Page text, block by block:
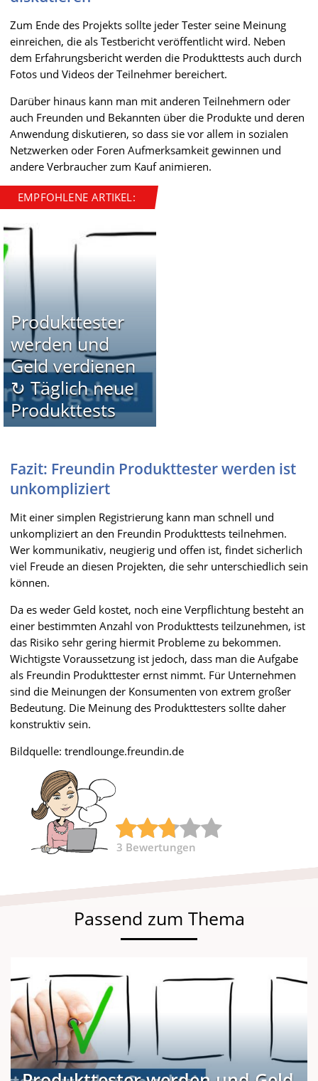
Zum Ende des Projekts sollte jeder Tester seine Meinung
einreichen, die als Testbericht veröffentlicht wird. Neben
dem Erfahrungsbericht werden die Produkttests auch durch
Fotos und Videos der Teilnehmer bereichert.
Darüber hinaus kann man mit anderen Teilnehmern oder
auch Freunden und Bekannten über die Produkte und deren
Anwendung diskutieren, so dass sie vor allem in sozialen
Netzwerken oder Foren Aufmerksamkeit gewinnen und
andere Verbraucher zum Kauf animieren.
EMPFOHLENE ARTIKEL:
Produkttester
werden und
Geld verdienen
↻ Täglich neue
Produkttests
Fazit: Freundin Produkttester werden ist
unkompliziert
Mit einer simplen Registrierung kann man schnell und
unkompliziert an den Freundin Produkttests teilnehmen.
Wer kommunikativ, neugierig und offen ist, findet sicherlich
viel Freude an diesen Projekten, die sehr unterschiedlich sein
können.
Da es weder Geld kostet, noch eine Verpflichtung besteht an
einer bestimmten Anzahl von Produkttests teilzunehmen, ist
das Risiko sehr gering hiermit Probleme zu bekommen.
Wichtigste Voraussetzung ist jedoch, dass man die Aufgabe
als Freundin Produkttester ernst nimmt. Für Unternehmen
sind die Meinungen der Konsumenten von extrem großer
Bedeutung. Die Meinung des Produkttesters sollte daher
konstruktiv sein.
Bildquelle: trendlounge.freundin.de
3 Bewertungen
Passend zum Thema